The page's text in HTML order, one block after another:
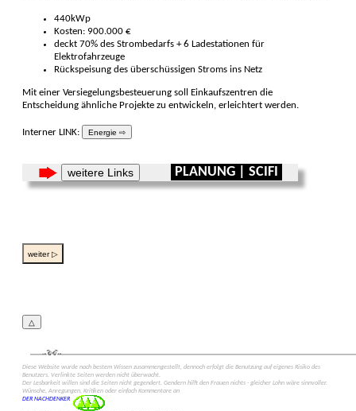
440kWp
Kosten: 900.000 €
deckt 70% des Strombedarfs + 6 Ladestationen für
Elektrofahrzeuge
Rückspeisung des überschüssigen Stroms ins Netz
Mit einer Versiegelungsbesteuerung soll Einkaufszentren die
Entscheidung ähnliche Projekte zu entwickeln, erleichtert werden.
Interner LINK: Energie ⇨
weitere Links PLANUNG | SCIFI
weiter ▷
△
Diese Web­site wurde nach bestem Wissen zusammen­gestellt, dennoch erfolgt die Benutzung auf eigenes Risiko des
Benut­zers. Verlinkte Seiten werden nicht überwacht.
Der Lesbarkeit willen sind die Seiten nicht gegen­dert. Gendern hilft den Frauen nichts - gleicher Lohn wäre sinn­voller.
Wünsche, Anregungen, Kritiken oder einfach Kommen­tare an
DER NACHDENKER